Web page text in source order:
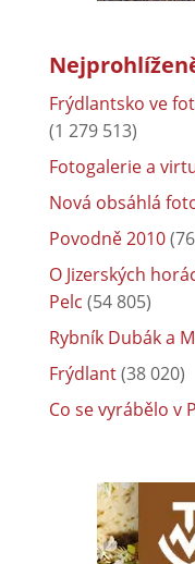
Frýdlantsko ve
(1 279 513)
Fotogalerie a
Nová obsáhlá
Povodně 2010
O Jizerských
Pelc (54 805)
Rybník Dubák a
Frýdlant(38 020)
Co se vyrábělo v